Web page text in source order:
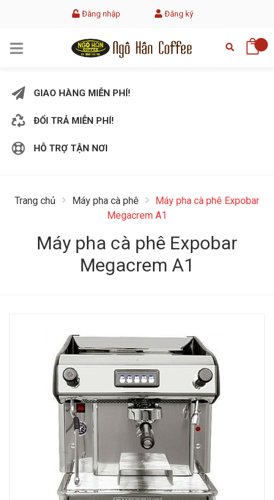
Đăng nhập Đăng ký
GIAO HÀNG MIỄN PHÍ!
ĐỔI TRẢ MIỄN PHÍ!
HỖ TRỢ TẬN NƠI
Trang chủ Máy pha cà phê
Máy pha cà phê Expobar
Megacrem A1
Máy pha cà phê Expobar
Megacrem A1